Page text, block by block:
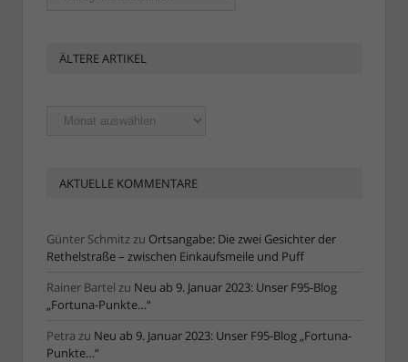
ÄLTERE ARTIKEL
Ältere
Artikel
AKTUELLE KOMMENTARE
Günter Schmitzzu Ortsangabe: Die zwei Gesichter der
Rethelstraße – zwischen Einkaufsmeile und Puff
Rainer Bartel zu Neu ab 9. Januar 2023: Unser F95-Blog
„Fortuna-Punkte…“
Petra zu Neu ab 9. Januar 2023: Unser F95-Blog „Fortuna-
Punkte…“